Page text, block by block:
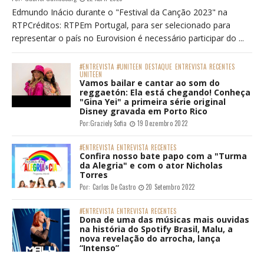
Edmundo Inácio durante o "Festival da Canção 2023" na
RTPCréditos: RTPEm Portugal, para ser selecionado para
representar o país no Eurovision é necessário participar do ...
#ENTREVISTA #UNITEEN DESTAQUE ENTREVISTA RECENTES
UNITEEN
Vamos bailar e cantar ao som do
reggaetón: Ela está chegando! Conheça
"Gina Yei" a primeira série original
Disney gravada em Porto Rico
Por:Graziely Sofia 19 Dezembro 2022
#ENTREVISTA ENTREVISTA RECENTES
Confira nosso bate papo com a "Turma
da Alegria" e com o ator Nicholas
Torres
Por: Carlos De Castro 20 Setembro 2022
#ENTREVISTA ENTREVISTA RECENTES
Dona de uma das músicas mais ouvidas
na história do Spotify Brasil, Malu, a
nova revelação do arrocha, lança
“Intenso”